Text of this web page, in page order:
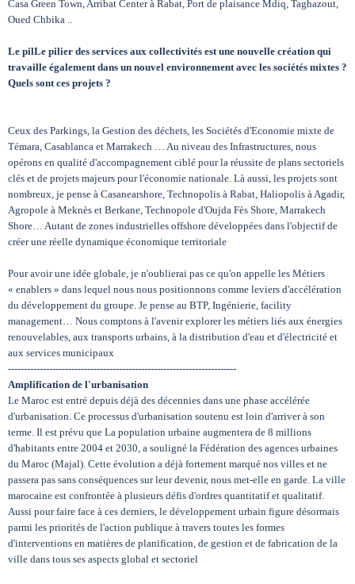
Casa Green Town, Arribat Center à Rabat, Port de plaisance Mdiq, Taghazout,
Oued Chbika ..
Le pilLe pilier des services aux collectivités est une nouvelle création qui
travaille également dans un nouvel environnement avec les sociétés mixtes ?
Quels sont ces projets ?
Ceux des Parkings, la Gestion des déchets, les Sociétés d'Economie mixte de
Témara, Casablanca et Marrakech … Au niveau des Infrastructures, nous
opérons en qualité d'accompagnement ciblé pour la réussite de plans sectoriels
clés et de projets majeurs pour l'économie nationale. Là aussi, les projets sont
nombreux, je pense à Casanearshore, Technopolis à Rabat, Haliopolis à Agadir,
Agropole à Meknès et Berkane, Technopole d'Oujda Fès Shore, Marrakech
Shore… Autant de zones industrielles offshore développées dans l'objectif de
créer une réelle dynamique économique territoriale
Pour avoir une idée globale, je n'oublierai pas ce qu'on appelle les Métiers
« enablers » dans lequel nous nous positionnons comme leviers d'accélération
du développement du groupe. Je pense au BTP, Ingénierie, facility
management… Nous comptons à l'avenir explorer les métiers liés aux énergies
renouvelables, aux transports urbains, à la distribution d'eau et d'électricité et
aux services municipaux
------------------------------------------------------------------------
Amplification de l'urbanisation
Le Maroc est entré depuis déjà des décennies dans une phase accélérée
d'urbanisation. Ce processus d'urbanisation soutenu est loin d'arriver à son
terme. Il est prévu que La population urbaine augmentera de 8 millions
d'habitants entre 2004 et 2030, a souligné la Fédération des agences urbaines
du Maroc (Majal). Cette évolution a déjà fortement marqué nos villes et ne
passera pas sans conséquences sur leur devenir, nous met-elle en garde. La ville
marocaine est confrontée à plusieurs défis d'ordres quantitatif et qualitatif.
Aussi pour faire face à ces derniers, le développement urbain figure désormais
parmi les priorités de l'action publique à travers toutes les formes
d'interventions en matières de planification, de gestion et de fabrication de la
ville dans tous ses aspects global et sectoriel